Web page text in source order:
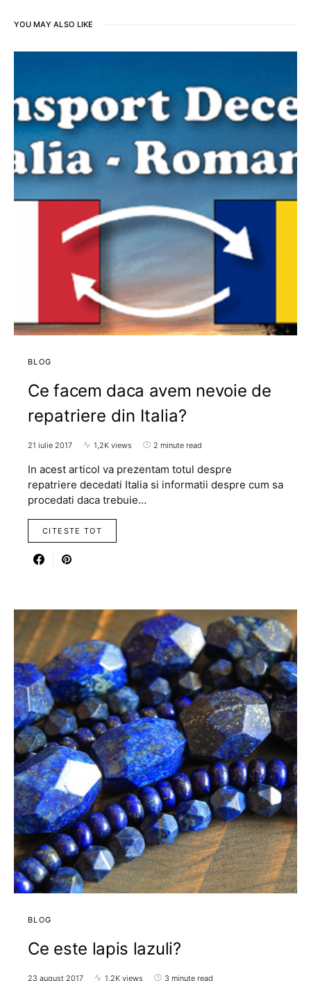
YOU MAY ALSO LIKE
BLOG
Ce facem daca avem nevoie de
repatriere din Italia?
21 iulie 2017 1,2K views 2 minute read
In acest articol va prezentam totul despre
repatriere decedati Italia si informatii despre cum sa
procedati daca trebuie…
CITESTE TOT
BLOG
Ce este lapis lazuli?
23 august 2017 1,2K views 3 minute read